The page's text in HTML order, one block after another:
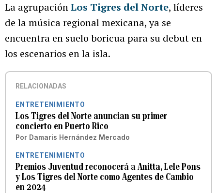
La agrupaciónLos Tigres del Norte, líderes
de la música regional mexicana, ya se
encuentra en suelo boricua para su debut en
los escenarios en la isla.
RELACIONADAS
ENTRETENIMIENTO
Los Tigres del Norte anuncian su primer
concierto en Puerto Rico
Por Damaris Hernández Mercado
ENTRETENIMIENTO
Premios Juventud reconocerá a Anitta, Lele Pons
y Los Tigres del Norte como Agentes de Cambio
en 2024